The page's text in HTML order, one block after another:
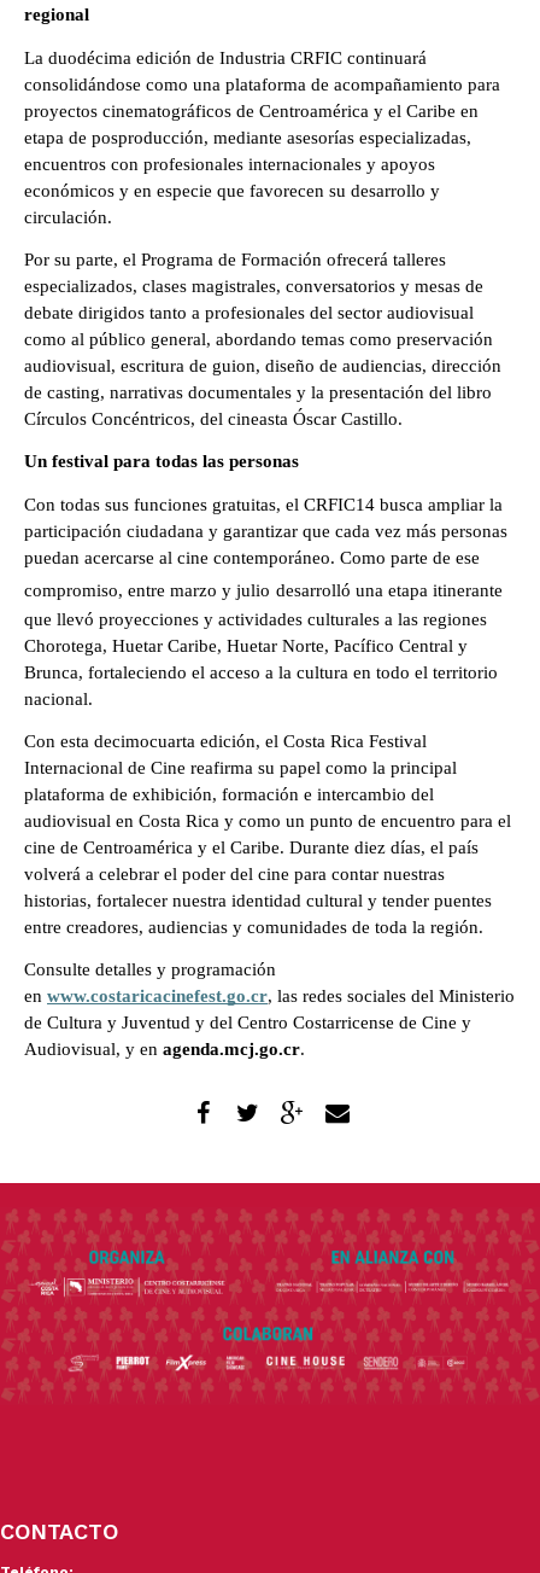
regional
La duodécima edición de Industria CRFIC continuará
consolidándose como una plataforma de acompañamiento para
proyectos cinematográficos de Centroamérica y el Caribe en
etapa de posproducción, mediante asesorías especializadas,
encuentros con profesionales internacionales y apoyos
económicos y en especie que favorecen su desarrollo y
circulación.
Por su parte, el Programa de Formación ofrecerá talleres
especializados, clases magistrales, conversatorios y mesas de
debate dirigidos tanto a profesionales del sector audiovisual
como al público general, abordando temas como preservación
audiovisual, escritura de guion, diseño de audiencias, dirección
de casting, narrativas documentales y la presentación del libro
Círculos Concéntricos, del cineasta Óscar Castillo.
Un festival para todas las personas
Con todas sus funciones gratuitas, el CRFIC14 busca ampliar la
participación ciudadana y garantizar que cada vez más personas
puedan acercarse al cine contemporáneo. Como parte de ese
compromiso, entre marzo y julio desarrolló una etapa itinerante
que llevó proyecciones y actividades culturales a las regiones
Chorotega, Huetar Caribe, Huetar Norte, Pacífico Central y
Brunca, fortaleciendo el acceso a la cultura en todo el territorio
nacional.
Con esta decimocuarta edición, el Costa Rica Festival
Internacional de Cine reafirma su papel como la principal
plataforma de exhibición, formación e intercambio del
audiovisual en Costa Rica y como un punto de encuentro para el
cine de Centroamérica y el Caribe. Durante diez días, el país
volverá a celebrar el poder del cine para contar nuestras
historias, fortalecer nuestra identidad cultural y tender puentes
entre creadores, audiencias y comunidades de toda la región.
Consulte detalles y programación
en www.costaricacinefest.go.cr, las redes sociales del Ministerio
de Cultura y Juventud y del Centro Costarricense de Cine y
Audiovisual, y en agenda.mcj.go.cr.
CONTACTO